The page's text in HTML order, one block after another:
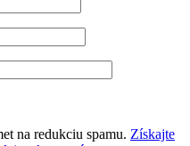
na redukciu spamu. Získajte